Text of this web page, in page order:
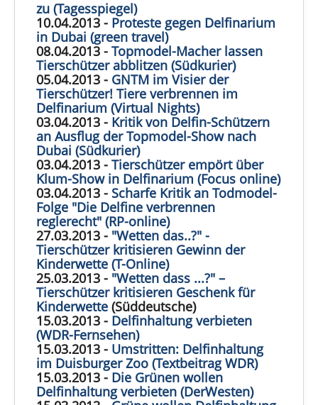
zu (Tagesspiegel)
10.04.2013 - Proteste gegen Delfinarium
in Dubai (green travel)
08.04.2013 - Topmodel-Macher lassen
Tierschützer abblitzen (Südkurier)
05.04.2013 - GNTM im Visier der
Tierschützer! Tiere verbrennen im
Delfinarium (Virtual Nights)
03.04.2013 - Kritik von Delfin-Schützern
an Ausflug der Topmodel-Show nach
Dubai (Südkurier)
03.04.2013 - Tierschützer empört über
Klum-Show in Delfinarium (Focus online)
03.04.2013 - Scharfe Kritik an Todmodel-
Folge "Die Delfine verbrennen
reglerecht" (RP-online)
27.03.2013 - "Wetten das..?" -
Tierschützer kritisieren Gewinn der
Kinderwette (T-Online)
25.03.2013 - "Wetten dass ...?" –
Tierschützer kritisieren Geschenk für
Kinderwette (Süddeutsche)
15.03.2013 - Delfinhaltung verbieten
(WDR-Fernsehen)
15.03.2013 - Umstritten: Delfinhaltung
im Duisburger Zoo (Textbeitrag WDR)
15.03.2013 - Die Grünen wollen
Delfinhaltung verbieten (DerWesten)